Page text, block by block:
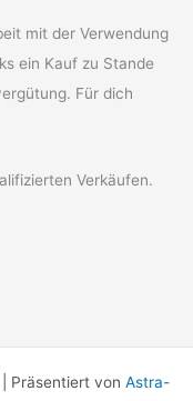
mit der Verwendung
ein Kauf zu Stande
Für dich
Verkäufen.
Präsentiert von Astra-